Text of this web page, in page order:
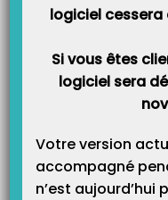
Catégories
logiciel cessera
Si vous êtes
logiciel sera
Votre version
accompagné
n’est aujourd’hui